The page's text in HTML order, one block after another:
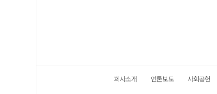
회사소개 언론보도 사회공헌